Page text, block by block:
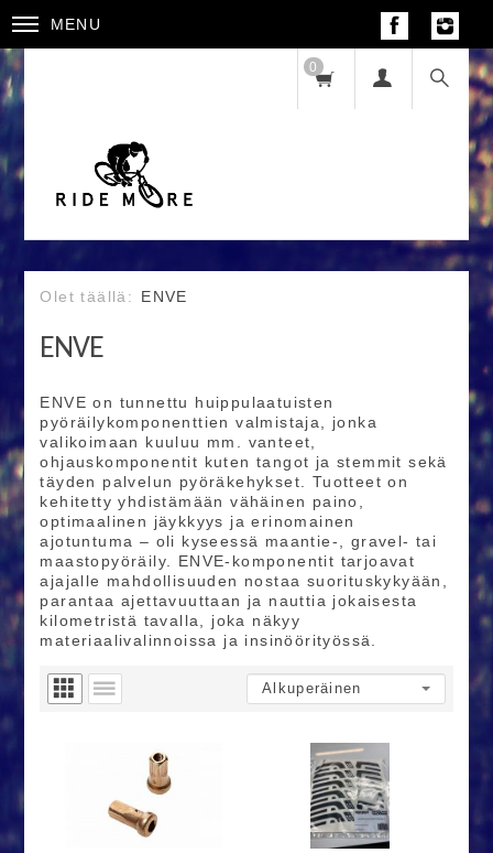
MENU
0
ENVE
ENVE
ENVE on tunnettu huippulaatuisten
pyöräilykomponenttien valmistaja, jonka
valikoimaan kuuluu mm. vanteet,
ohjauskomponentit kuten tangot ja stemmit sekä
täyden palvelun pyöräkehykset. Tuotteet on
kehitetty yhdistämään vähäinen paino,
optimaalinen jäykkyys ja erinomainen
ajotuntuma – oli kyseessä maantie‑, gravel‑ tai
maastopyöräily. ENVE‑komponentit tarjoavat
ajajalle mahdollisuuden nostaa suorituskykyään,
parantaa ajettavuuttaan ja nauttia jokaisesta
kilometristä tavalla, joka näkyy
materiaalivalinnoissa ja insinöörityössä.